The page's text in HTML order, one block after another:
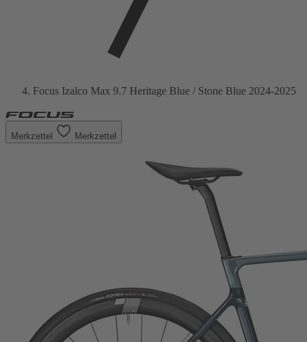
Focus Izalco Max 9.7 Heritage Blue / Stone Blue 2024-2025
Merkzettel Merkzettel